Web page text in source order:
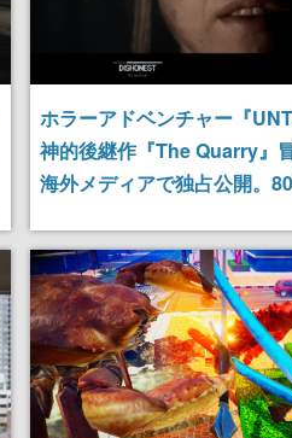
ホラーアドベンチャー『
神的後継作『The Quarry』
海外メディアで独占公開。
映画を彷彿させる不気味な
合う物語